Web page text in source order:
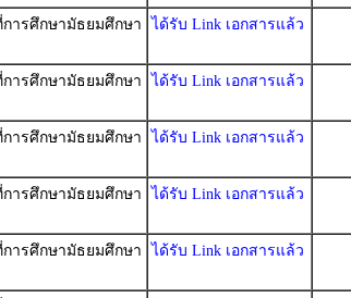
ารศึกษามัธยมศึกษา
ได้รับ Link เอกสารแล้ว
ารศึกษามัธยมศึกษา
ได้รับ Link เอกสารแล้ว
ารศึกษามัธยมศึกษา
ได้รับ Link เอกสารแล้ว
ารศึกษามัธยมศึกษา
ได้รับ Link เอกสารแล้ว
ารศึกษามัธยมศึกษา
ได้รับ Link เอกสารแล้ว